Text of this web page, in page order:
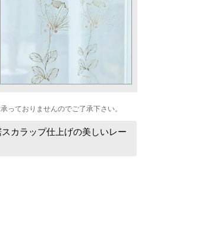
っておりませんのでご了承下さい。
カラップ仕上げの美しいレー